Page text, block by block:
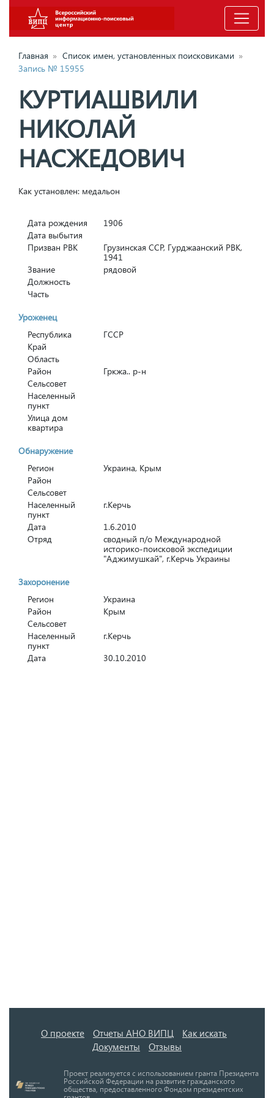
Главная » Список имен, установленных поисковиками »
Запись № 15955
КУРТИАШВИЛИ
НИКОЛАЙ
НАСЖЕДОВИЧ
Как установлен: медальон
Дата рождения
1906
Дата выбытия
Призван РВК
Грузинская ССР, Гурджаанский РВК,
1941
Звание
рядовой
Должность
Часть
Уроженец
Республика
ГССР
Край
Область
Район
Гркжа.. р-н
Сельсовет
Населенный
пункт
Улица дом
квартира
Обнаружение
Регион
Украина, Крым
Район
Сельсовет
Населенный
пункт
г.Керчь
Дата
1.6.2010
Отряд
сводный п/о Международной
историко-поисковой экспедиции
"Аджимушкай", г.Керчь Украины
Захоронение
Регион
Украина
Район
Крым
Сельсовет
Населенный
пункт
г.Керчь
Дата
30.10.2010
О проекте Отчеты АНО ВИПЦ
Как искать
Документы
Отзывы
Проект реализуется с использованием гранта Президента
Российской Федерации на развитие гражданского
общества, предоставленного Фондом президентских